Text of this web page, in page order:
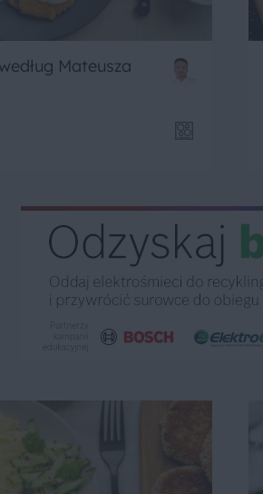
Mateusza